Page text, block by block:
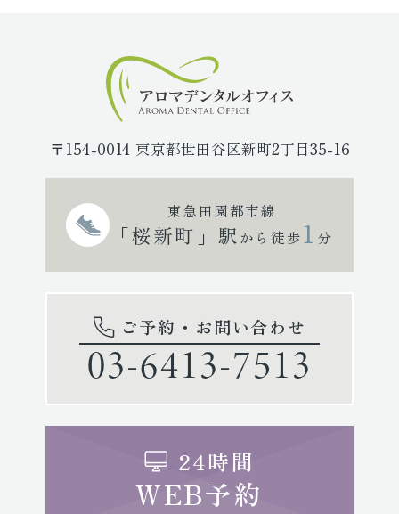
〒154-0014 東京都世田谷区新町2丁目35-16
東急田園都市線
「桜新町」駅 から徒歩 1 分
ご予約・お問い合わせ
03-6413-7513
24時間
WEB予約